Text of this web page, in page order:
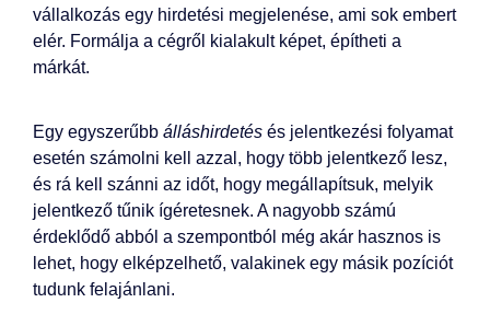
vállalkozás egy hirdetési megjelenése, ami sok embert
elér. Formálja a cégről kialakult képet, építheti a
márkát.
Egy egyszerűbb álláshirdetés és jelentkezési folyamat
esetén számolni kell azzal, hogy több jelentkező lesz,
és rá kell szánni az időt, hogy megállapítsuk, melyik
jelentkező tűnik ígéretesnek. A nagyobb számú
érdeklődő abból a szempontból még akár hasznos is
lehet, hogy elképzelhető, valakinek egy másik pozíciót
tudunk felajánlani.